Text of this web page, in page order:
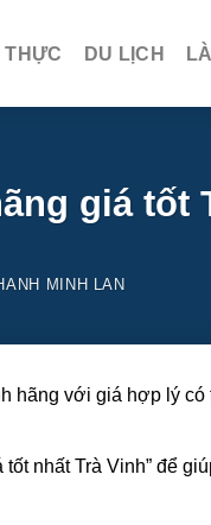
THỰC DU LỊCH
giá tốt
MINH LAN
hãng với giá hợp lý có
nhất Trà Vinh” để